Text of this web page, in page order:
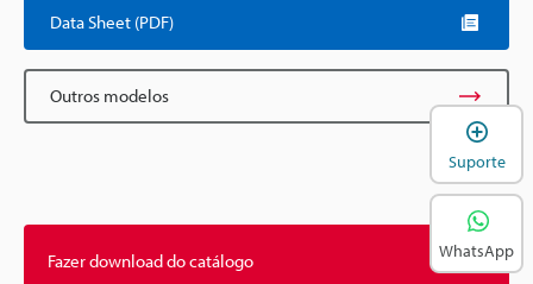
Data Sheet (PDF)
Outros modelos
Fazer download do catálogo
Suporte
WhatsApp